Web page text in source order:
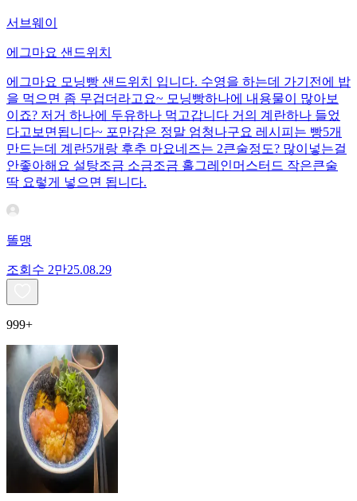
서브웨이
에그마요 샌드위치
에그마요 모닝빵 샌드위치 입니다. 수영을 하는데 가기전에 밥
을 먹으면 좀 무겁더라고요~ 모닝빵하나에 내용물이 많아보
이죠? 저거 하나에 두유하나 먹고갑니다 거의 계란하나 들었
다고보면됩니다~ 포만감은 정말 엄청나구요 레시피는 빵5개
만드는데 계란5개랑 후추 마요네즈는 2큰술정도? 많이넣는걸
안좋아해요 설탕조금 소금조금 홀그레인머스터드 작은큰술
딱 요렇게 넣으면 됩니다.
똘맹
조회수 2만25.08.29
999+